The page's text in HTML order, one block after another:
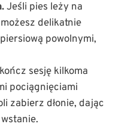
Jeśli pies leży na
delikatnie
powolnymi,
sesję kilkoma
pociągnięciami
zabierz dłonie, dając